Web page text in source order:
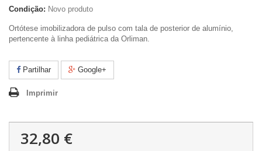
Condição: Novo produto
Ortótese imobilizadora de pulso com tala de posterior de alumínio,
pertencente à linha pediátrica da Orliman.
Partilhar Google+
Imprimir
32,80 €